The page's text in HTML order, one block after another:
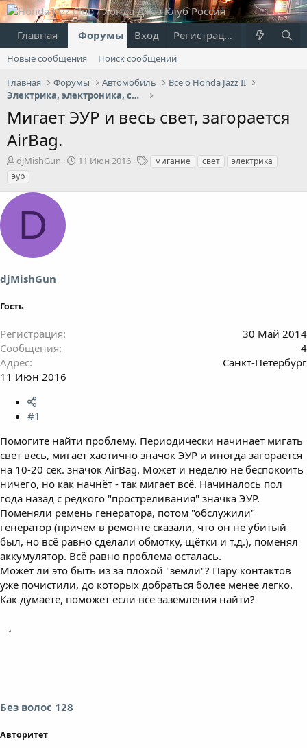
Главная Форумы Что нового?
Вход Регистрация
Новые сообщения
Поиск сообщений
Главная
Форумы Автомобиль
Все о Honda Jazz II
Электрика, электроника, свет
Мигает ЭУР и весь свет, загорается
AirBag.
А
в
т
о
ы
djMishGun
Д11 Июн 2016
Тмигание свет
электрика
эур
D
djMishGun
Гость
Регистрация
30 Май 2014
Сообщения
4
Адрес
Санкт-Петербург
11 Июн 2016
#1
Помогите найти проблему. Периодически начинает мигать
свет весь, мигает хаотично значок ЭУР и иногда загорается
на 10-20 сек. значок AirBag. Может и неделю не беспокоить
ничего, но как начнёт - так мигает всё. Начиналось пол
года назад с редкого "простреливания" значка ЭУР.
Поменяли ремень генератора, потом "обслужили"
генератор (причем в ремонте сказали, что он не убитый
был, но всё равно сделали обмотку, щётки и т.д.), поменял
аккумулятор. Всё равно проблема осталась.
Может ли это быть из за плохой "земли"? Пару контактов
уже почистили, до которых добраться более менее легко.
Как думаете, поможет если все заземления найти?
Без волос 128
Авторитет